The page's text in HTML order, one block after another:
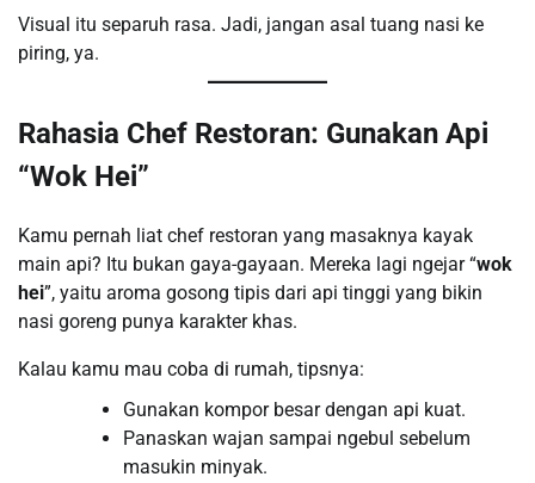
Visual itu separuh rasa. Jadi, jangan asal tuang nasi ke
piring, ya.
Rahasia Chef Restoran: Gunakan Api
“Wok Hei”
Kamu pernah liat chef restoran yang masaknya kayak
main api? Itu bukan gaya-gayaan. Mereka lagi ngejar “wok
hei”, yaitu aroma gosong tipis dari api tinggi yang bikin
nasi goreng punya karakter khas.
Kalau kamu mau coba di rumah, tipsnya:
Gunakan kompor besar dengan api kuat.
Panaskan wajan sampai ngebul sebelum
masukin minyak.